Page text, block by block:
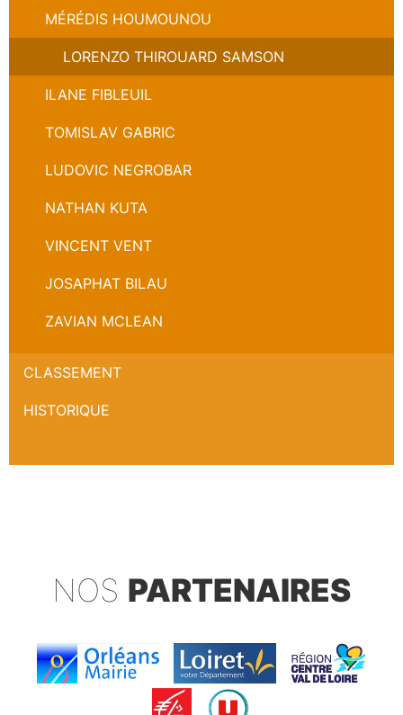
MÉRÉDIS HOUMOUNOU
LORENZO THIROUARD SAMSON
ILANE FIBLEUIL
TOMISLAV GABRIC
LUDOVIC NEGROBAR
NATHAN KUTA
VINCENT VENT
JOSAPHAT BILAU
ZAVIAN MCLEAN
CLASSEMENT
HISTORIQUE
NOS PARTENAIRES